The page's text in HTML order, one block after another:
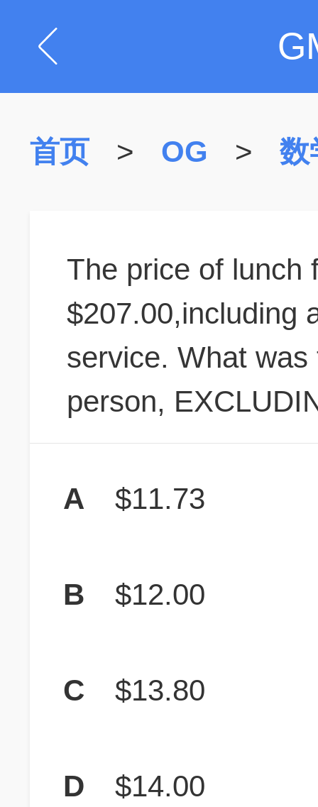
首页 > OG > 数
The price of lunch
$207.00,including
service. What
person,
A $11.73
B $12.00
C $13.80
D $14.00